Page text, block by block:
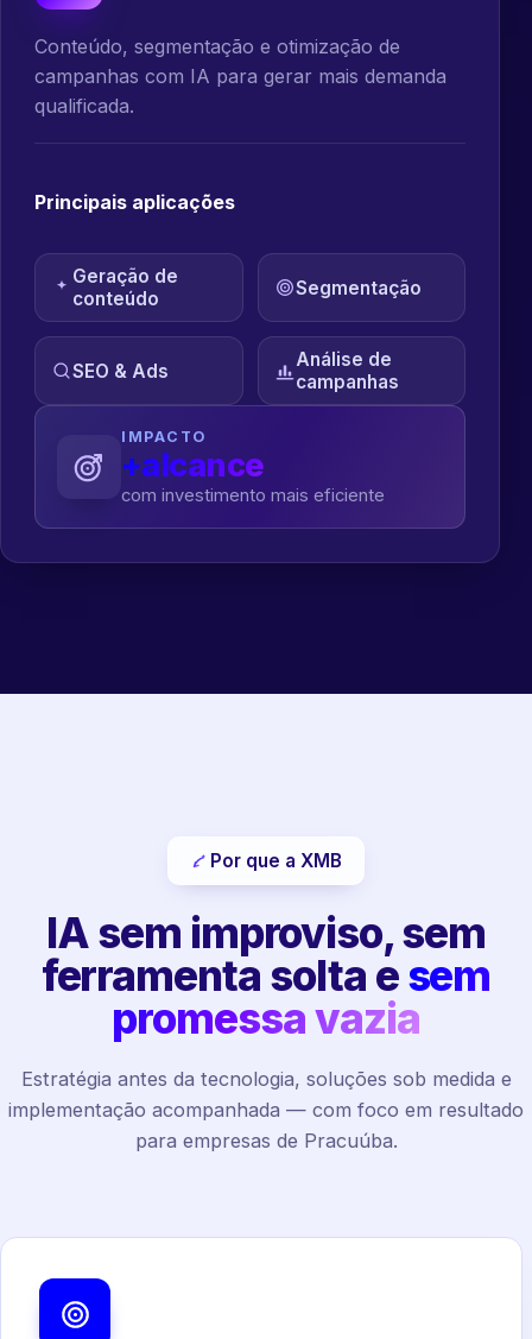
Conteúdo, segmentação e otimização de
campanhas com IA para gerar mais demanda
qualificada.
Principais aplicações
Geração de
conteúdo
Segmentação
SEO & Ads
Análise de
campanhas
IMPACTO
+alcance
com investimento mais eficiente
Por que a XMB
IA sem improviso, sem
ferramenta solta esem
promessa vazia
Estratégia antes da tecnologia, soluções sob medida e
implementação acompanhada — com foco em resultado
para empresas de Pracuúba.